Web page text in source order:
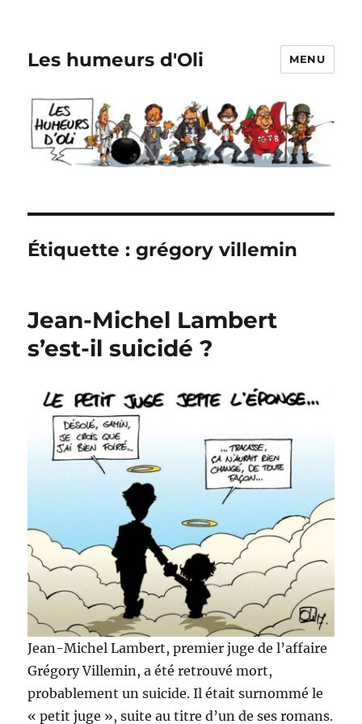
Les humeurs d'Oli MENU
Étiquette :grégory villemin
Jean-Michel Lambert
s’est-il suicidé ?
Jean-Michel Lambert, premier juge de l’affaire
Grégory Villemin, a été retrouvé mort,
probablement un suicide. Il était surnommé le
« petit juge », suite au titre d’un de ses romans.